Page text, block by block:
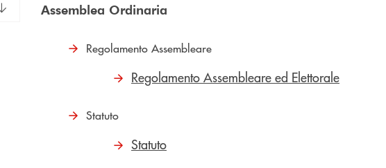
Assemblea Ordinaria
Regolamento Assembleare
Regolamento Assembleare ed Elettorale
Statuto
Statuto